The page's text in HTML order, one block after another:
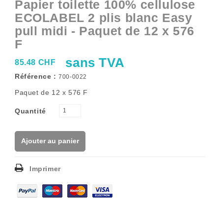
Papier toilette 100% cellulose
ECOLABEL 2 plis blanc Easy
pull midi - Paquet de 12 x 576
F
85.48 CHF sans TVA
Référence : 700-0022
Paquet de 12 x 576 F
Quantité
Ajouter au panier
Imprimer